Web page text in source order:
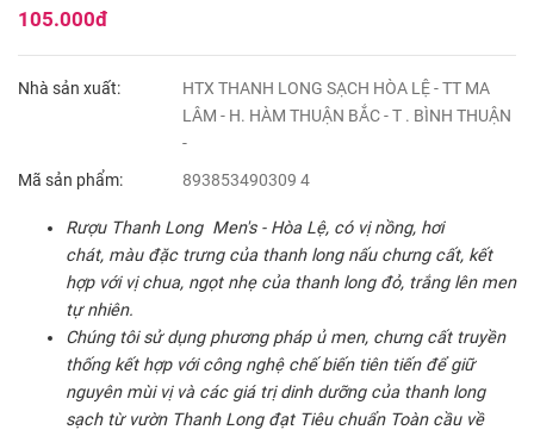
105.000đ
Nhà sản xuất:
HTX THANH LONG SẠCH HÒA LỆ - TT MA
LÂM - H. HÀM THUẬN BẮC - T . BÌNH THUẬN
-
Mã sản phẩm:
893853490309 4
Rượu Thanh Long Men's - Hòa Lệ, có vị nồng, hơi
chát, màu đặc trưng của thanh long nấu chưng cất, kết
hợp với vị chua, ngọt nhẹ của thanh long đỏ, trắng lên men
tự nhiên.
Chúng tôi sử dụng phương pháp ủ men, chưng cất truyền
thống kết hợp với công nghệ chế biến tiên tiến để giữ
nguyên mùi vị và các giá trị dinh dưỡng của thanh long
sạch từ vườn Thanh Long đạt Tiêu chuẩn Toàn cầu về